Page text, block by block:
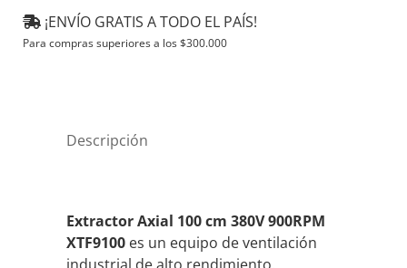
cm
380v
900rpm
¡ENVÍO GRATIS A TODO EL PAÍS!
Para compras superiores a los$300.000
Descripción
Extractor Axial 100 cm 380V 900RPM
XTF9100 es un equipo de ventilación